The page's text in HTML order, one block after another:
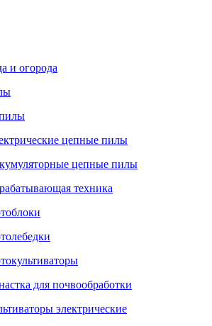
и огорода
цепные пилы
цепные пилы
техника
для почвообработки
электрические